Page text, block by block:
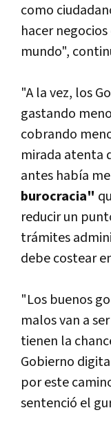
como
hacer
mundo",
"A la vez, los
gastando
cobrando
mirada atenta
antes habí­a
burocracia"
reducir un
trámites
debe costear
"Los buenos
malos van a
tienen la
Gobierno
por este
sentenció el